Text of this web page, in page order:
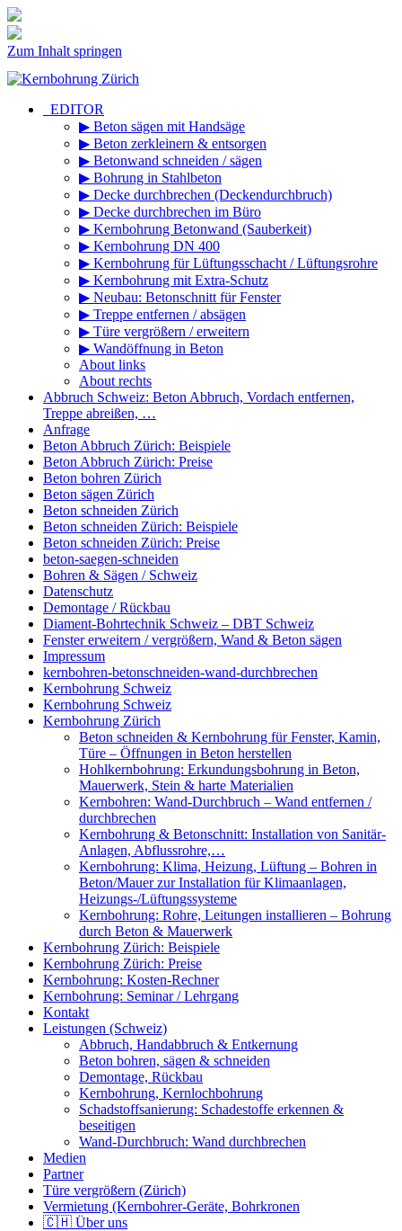
Zum Inhalt springen
_EDITOR
▶ Beton sägen mit Handsäge
▶ Beton zerkleinern & entsorgen
▶ Betonwand schneiden / sägen
▶ Bohrung in Stahlbeton
▶ Decke durchbrechen (Deckendurchbruch)
▶ Decke durchbrechen im Büro
▶ Kernbohrung Betonwand (Sauberkeit)
▶ Kernbohrung DN 400
▶ Kernbohrung für Lüftungsschacht / Lüftungsrohre
▶ Kernbohrung mit Extra-Schutz
▶ Neubau: Betonschnitt für Fenster
▶ Treppe entfernen / absägen
▶ Türe vergrößern / erweitern
▶ Wandöffnung in Beton
About links
About rechts
Abbruch Schweiz: Beton Abbruch, Vordach entfernen,
Treppe abreißen, …
Anfrage
Beton Abbruch Zürich: Beispiele
Beton Abbruch Zürich: Preise
Beton bohren Zürich
Beton sägen Zürich
Beton schneiden Zürich
Beton schneiden Zürich: Beispiele
Beton schneiden Zürich: Preise
beton-saegen-schneiden
Bohren & Sägen / Schweiz
Datenschutz
Demontage / Rückbau
Diament-Bohrtechnik Schweiz – DBT Schweiz
Fenster erweitern / vergrößern, Wand & Beton sägen
Impressum
kernbohren-betonschneiden-wand-durchbrechen
Kernbohrung Schweiz
Kernbohrung Schweiz
Kernbohrung Zürich
Beton schneiden & Kernbohrung für Fenster, Kamin,
Türe – Öffnungen in Beton herstellen
Hohlkernbohrung: Erkundungsbohrung in Beton,
Mauerwerk, Stein & harte Materialien
Kernbohren: Wand-Durchbruch – Wand entfernen /
durchbrechen
Kernbohrung & Betonschnitt: Installation von Sanitär-
Anlagen, Abflussrohre,…
Kernbohrung: Klima, Heizung, Lüftung – Bohren in
Beton/Mauer zur Installation für Klimaanlagen,
Heizungs-/Lüftungssysteme
Kernbohrung: Rohre, Leitungen installieren – Bohrung
durch Beton & Mauerwerk
Kernbohrung Zürich: Beispiele
Kernbohrung Zürich: Preise
Kernbohrung: Kosten-Rechner
Kernbohrung: Seminar / Lehrgang
Kontakt
Leistungen (Schweiz)
Abbruch, Handabbruch & Entkernung
Beton bohren, sägen & schneiden
Demontage, Rückbau
Kernbohrung, Kernlochbohrung
Schadstoffsanierung: Schadestoffe erkennen &
beseitigen
Wand-Durchbruch: Wand durchbrechen
Medien
Partner
Türe vergrößern (Zürich)
Vermietung (Kernbohrer-Geräte, Bohrkronen
🇨🇭 Über uns